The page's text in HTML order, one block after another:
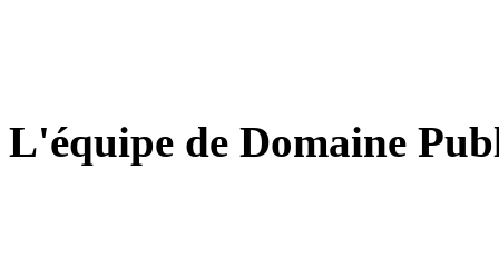
L'équipe de Domaine